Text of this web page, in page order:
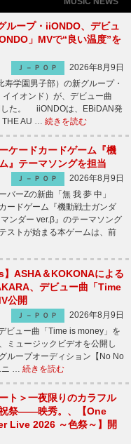
ループ・iiONDO、デビュ
」MVで“良い温度”を
Ｊ－ＰＯＰ
2026年8月9日
学園男子部）の新グループ・
イオンド）が、デビュー曲
した。 iiONDOは、EBiDAN発
THE AU … 続きを読む
ケードカードゲーム『機
』テーマソングを担当
Ｊ－ＰＯＰ
2026年8月9日
ーZの新曲「無 我 夢 中」
ードゲーム『機動戦士ガンダ
ンダー ver.β』のテーマソング
トが始まる本ゲームは、前
】ASHA＆KOKONAによる
、デビュー曲「Time
公開
Ｊ－ＰＯＰ
2026年8月9日
ビュー曲「Time is money」を
ミュージックビデオを公開し
ープオーディション【No No
ニ … 続きを読む
ト＞一夜限りのカラフル
祭――映秀。、【One
Live 2026 ～色祭～】開